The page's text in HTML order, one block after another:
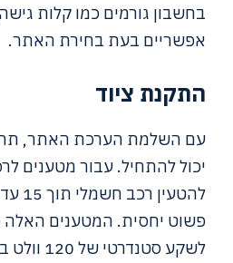
בחשבון גורמים כמו קלות
אפשריים בעת בחירת האתר.
התקנת ציוד
עם השלמת הערכת האתר,
פשוט יחסית. המטענים
לשקע